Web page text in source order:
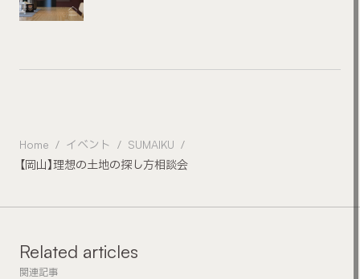
Home イベント
SUMAIKU
【岡山】理想の土地の探し方相談会
関連記事
Related articles